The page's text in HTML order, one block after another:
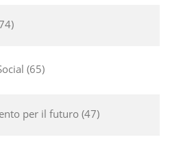
65
per il futuro 47